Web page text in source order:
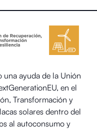
una ayuda de la Unión
en el
Transformación y
solares dentro del
al autoconsumo y